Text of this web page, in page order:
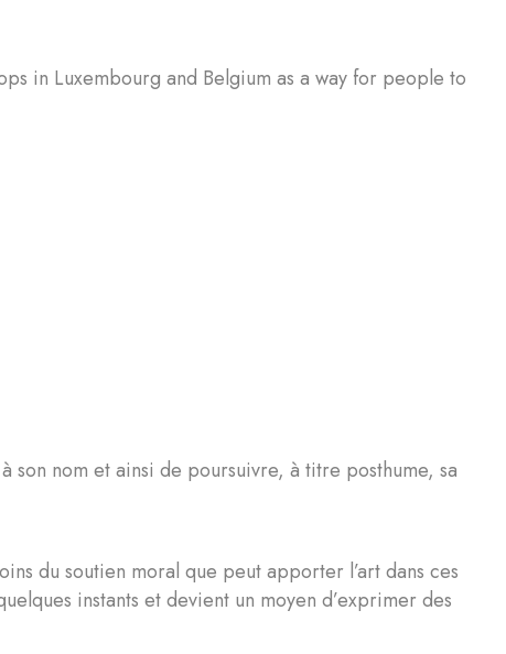
in Luxembourg and Belgium as a way for people to
son nom et ainsi de poursuivre, à titre posthume, sa
du soutien moral que peut apporter l’art dans ces
instants et devient un moyen d’exprimer des